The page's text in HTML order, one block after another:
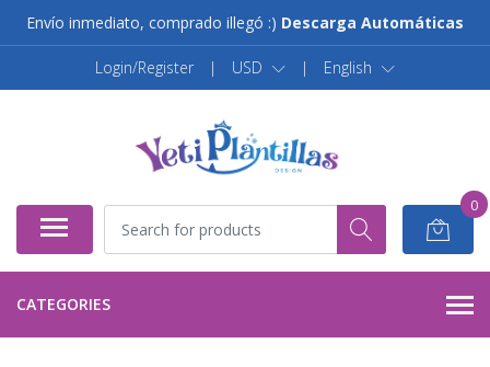
Envío inmediato, comprado illegó :) Descarga Automáticas
Login/Register | USD | English
0
CATEGORIES